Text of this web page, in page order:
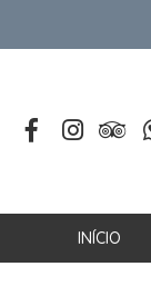
INÍCIO